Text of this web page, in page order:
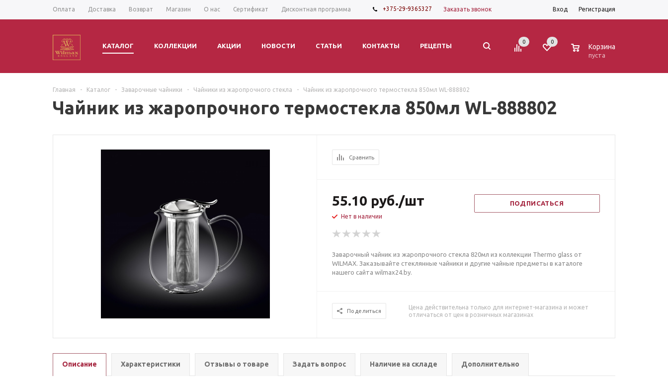
Оплата Доставка Возврат Магазин О нас Сертификат Дисконтная программа +375-29-9365327 Заказать звонок Вход Регистрация
КАТАЛОГ КОЛЛЕКЦИИ АКЦИИ НОВОСТИ СТАТЬИ КОНТАКТЫ РЕЦЕПТЫ
0 0
Корзина
пуста
Главная - Каталог - Заварочные чайники - Чайники из жаропрочного стекла - Чайник из жаропрочного термостекла 850мл WL-888802
Чайник из жаропрочного термостекла 850мл WL-888802
Сравнить
55.10 руб./шт
Нет в наличии
ПОДПИСАТЬСЯ
Заварочный чайник из жаропрочного стекла 820мл из коллекции Thermo glass от
WILMAX. Заказывайте стеклянные чайники и другие чайные предметы в каталоге
нашего сайта wilmax24.by.
Поделиться
Цена действительна только для интернет-магазина и может
отличаться от цен в розничных магазинах
Описание Характеристики Отзывы о товаре Задать вопрос Наличие на складе Дополнительно